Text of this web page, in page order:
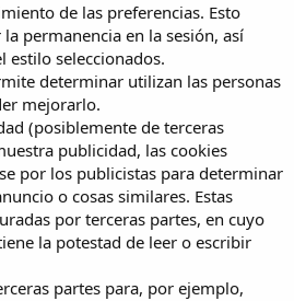
de las preferencias. Esto
permanencia en la sesión, así
estilo seleccionados.
determinar utilizan las personas
mejorarlo.
(posiblemente de terceras
publicidad, las cookies
por los publicistas para determinar
o cosas similares. Estas
por terceras partes, en cuyo
la potestad de leer o escribir
partes para, por ejemplo,